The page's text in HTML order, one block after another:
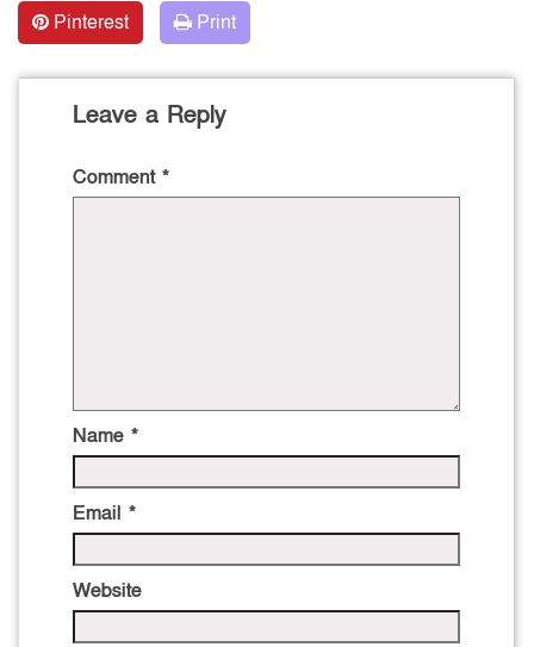
Pinterest
Print
Leave a Reply
Comment *
Name *
Email *
Website